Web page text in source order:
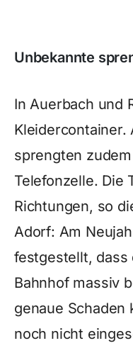
Unbekannte
In Auerbach und
Kleidercontainer.
sprengten
Telefonzelle. Die
Richtungen, so
Adorf: Am
festgestellt, dass
Bahnhof massiv
genaue Schaden
noch nicht